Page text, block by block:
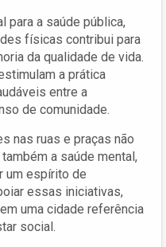
para a saúde pública,
físicas contribui para
da qualidade de vida.
a prática
entre a
de comunidade.
nas ruas e praças não
a saúde mental,
um espírito de
essas iniciativas,
uma cidade referência
social.